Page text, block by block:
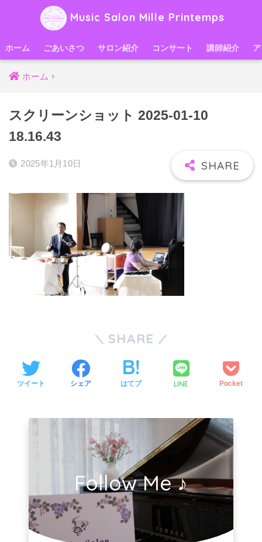
Music Salon Mille Printemps
ホーム ごあいさつ サロン紹介 コンサート 講師紹介
ホーム
スクリーンショット 2025-01-10
18.16.43
2025年1月10日
SHARE
ツイート シェア はてブ LINE Pocket
Follow Me ♪